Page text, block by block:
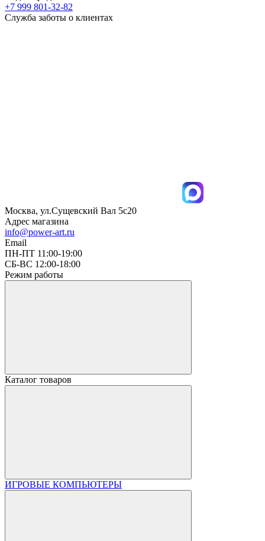
+7 999 801-32-82
Служба заботы о клиентах
Москва, ул.Сущевский Вал 5с20
Адрес магазина
info@power-art.ru
Email
ПН-ПТ 11:00-19:00
СБ-ВС 12:00-18:00
Режим работы
Каталог товаров
ИГРОВЫЕ КОМПЬЮТЕРЫ